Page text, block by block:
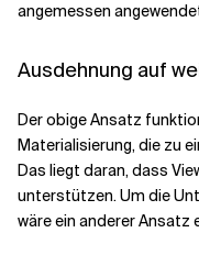
angemessen
Ausdehnung auf
Der obige Ansatz
Materialisierung, die zu
Das liegt daran, dass
unterstützen. Um die
wäre ein anderer Ansatz